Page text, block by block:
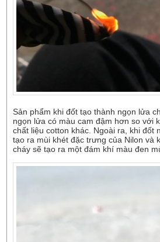
Sản phẩm khi đốt tạo thành ngọn lửa
ngọn lửa có màu cam đậm hơn so với
chất liệu cotton khác. Ngoài ra, khi đốt
tạo ra mùi khét đặc trưng của Nilon và
cháy sẽ tạo ra một đám khí màu đen